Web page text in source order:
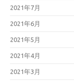
2021年7月
2021年6月
2021年5月
2021年4月
2021年3月